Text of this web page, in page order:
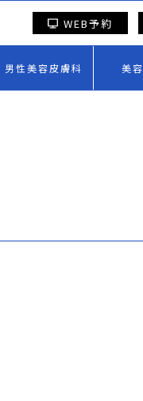
WEB予約
男性美容皮膚科 美